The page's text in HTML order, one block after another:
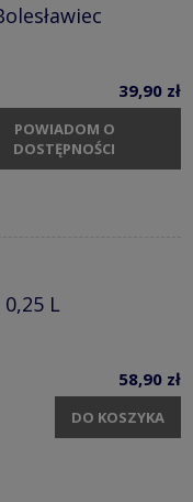
39,90 zł
POWIADOM O
DOSTĘPNOŚCI
L
58,90 zł
DO KOSZYKA